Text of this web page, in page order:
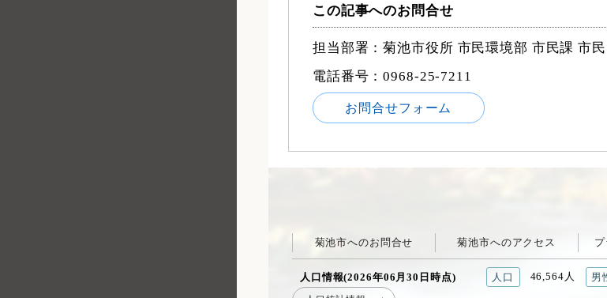
この記事へのお問合せ
担当部署：菊池市役所 市民環境部 市民課 市
電話番号：0968-25-7211
お問合せフォーム
菊池市へのお問合せ 菊池市へのアクセス
人口情報(2026年06月30日時点) 人口 46,564人 男